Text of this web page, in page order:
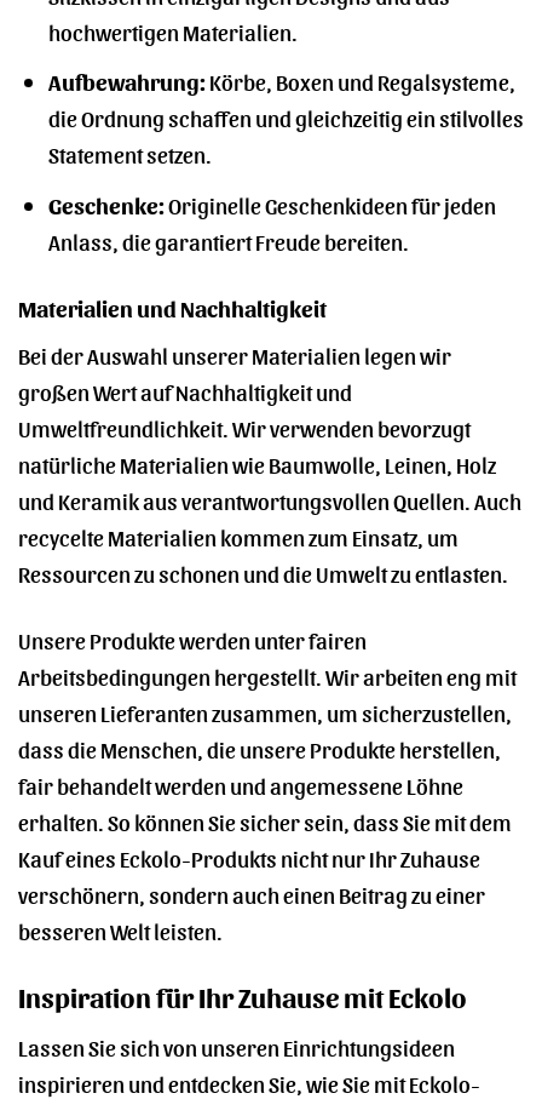
hochwertigen Materialien.
Aufbewahrung:Körbe, Boxen und Regalsysteme,
die Ordnung schaffen und gleichzeitig ein stilvolles
Statement setzen.
Geschenke:Originelle Geschenkideen für jeden
Anlass, die garantiert Freude bereiten.
Materialien und Nachhaltigkeit
Bei der Auswahl unserer Materialien legen wir
großen Wert auf Nachhaltigkeit und
Umweltfreundlichkeit. Wir verwenden bevorzugt
natürliche Materialien wie Baumwolle, Leinen, Holz
und Keramik aus verantwortungsvollen Quellen. Auch
recycelte Materialien kommen zum Einsatz, um
Ressourcen zu schonen und die Umwelt zu entlasten.
Unsere Produkte werden unter fairen
Arbeitsbedingungen hergestellt. Wir arbeiten eng mit
unseren Lieferanten zusammen, um sicherzustellen,
dass die Menschen, die unsere Produkte herstellen,
fair behandelt werden und angemessene Löhne
erhalten. So können Sie sicher sein, dass Sie mit dem
Kauf eines Eckolo-Produkts nicht nur Ihr Zuhause
verschönern, sondern auch einen Beitrag zu einer
besseren Welt leisten.
Inspiration für Ihr Zuhause mit Eckolo
Lassen Sie sich von unseren Einrichtungsideen
inspirieren und entdecken Sie, wie Sie mit Eckolo-